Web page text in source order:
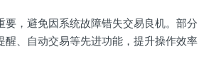
要，避免因系统故障错失交易良机。部分
醒、自动交易等先进功能，提升操作效率